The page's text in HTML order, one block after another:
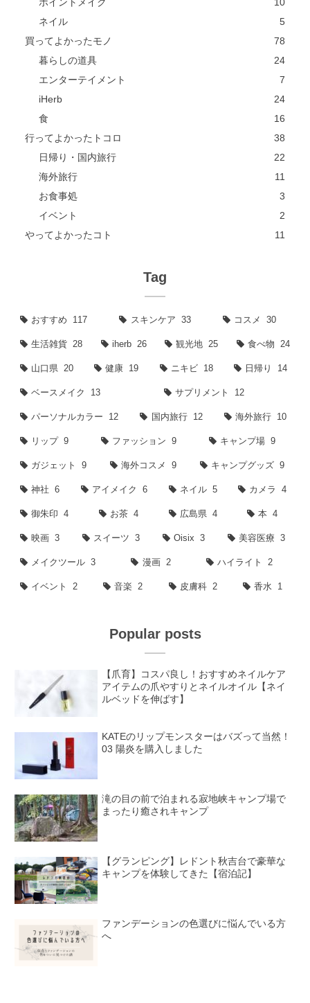
ネイル
5
買ってよかったモノ
78
暮らしの道具
24
エンターテイメント
7
iHerb
24
食
16
行ってよかったトコロ
38
日帰り・国内旅行
22
海外旅行
11
お食事処
3
イベント
2
やってよかったコト
11
Tag
おすすめ 117 スキンケア 33 コスメ 30
生活雑貨 28 iherb 26 観光地 25 食べ物 24
山口県 20 健康 19 ニキビ 18 日帰り 14
ベースメイク 13 サプリメント 12
パーソナルカラー 12 国内旅行 12 海外旅行 10
リップ 9 ファッション 9 キャンプ場 9
ガジェット 9 海外コスメ 9 キャンプグッズ 9
神社 6 アイメイク 6 ネイル 5 カメラ 4
御朱印 4 お茶 4 広島県 4 本 4
映画 3 スイーツ 3 Oisix 3 美容医療 3
メイクツール 3 漫画 2 ハイライト 2
イベント 2 音楽 2 皮膚科 2 香水 1
Popular posts
【爪育】コスパ良し！おすすめネイルケア
アイテムの爪やすりとネイルオイル【ネイ
ルベッドを伸ばす】
KATEのリップモンスターはバズって当然！
03 陽炎を購入しました
滝の目の前で泊まれる寂地峡キャンプ場で
まったり癒されキャンプ
【グランピング】レドント秋吉台で豪華な
キャンプを体験してきた【宿泊記】
ファンデーションの色選びに悩んでいる方
へ